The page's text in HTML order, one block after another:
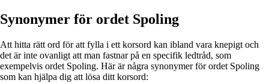
Synonymer för ordet Spoling
Att hitta rätt ord för att fylla i ett korsord kan ibland vara knepigt och
det är inte ovanligt att man fastnar på en specifik ledtråd, som
exempelvis ordet Spoling. Här är några synonymer för ordet Spoling
som kan hjälpa dig att lösa ditt korsord: